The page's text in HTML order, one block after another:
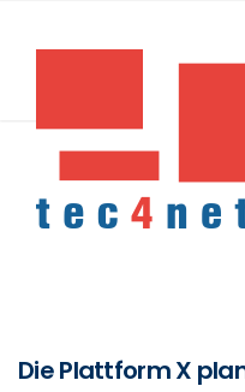
Die Plattform X